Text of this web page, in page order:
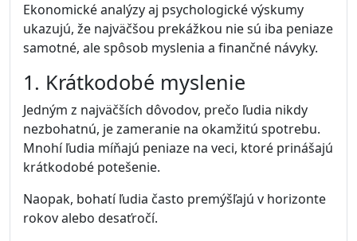
Ekonomické analýzy aj psychologické výskumy
ukazujú, že najväčšou prekážkou nie sú iba peniaze
samotné, ale spôsob myslenia a finančné návyky.
1. Krátkodobé myslenie
Jedným z najväčších dôvodov, prečo ľudia nikdy
nezbohatnú, je zameranie na okamžitú spotrebu.
Mnohí ľudia míňajú peniaze na veci, ktoré prinášajú
krátkodobé potešenie.
Naopak, bohatí ľudia často premýšľajú v horizonte
rokov alebo desaťročí.